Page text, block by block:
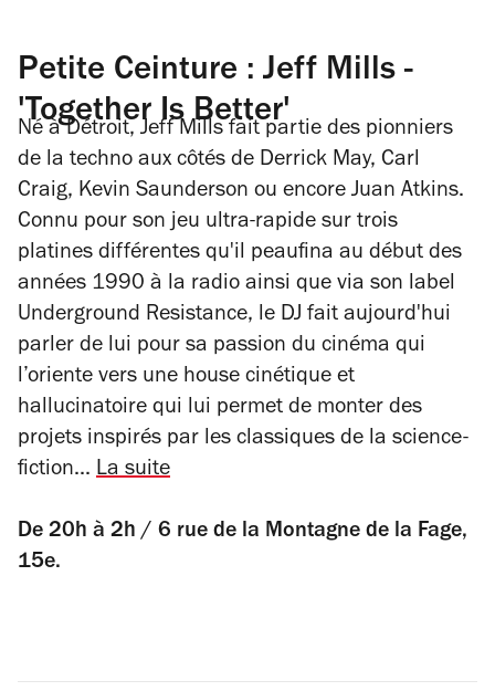
Petite Ceinture : Jeff Mills -
'Together Is Better'
Né à Détroit, Jeff Mills fait partie des pionniers
de la techno aux côtés de Derrick May, Carl
Craig, Kevin Saunderson ou encore Juan Atkins.
Connu pour son jeu ultra-rapide sur trois
platines différentes qu'il peaufina au début des
années 1990 à la radio ainsi que via son label
Underground Resistance, le DJ fait aujourd'hui
parler de lui pour sa passion du cinéma qui
l’oriente vers une house cinétique et
hallucinatoire qui lui permet de monter des
projets inspirés par les classiques de la science-
fiction... La suite
De 20h à 2h / 6 rue de la Montagne de la Fage,
15e.